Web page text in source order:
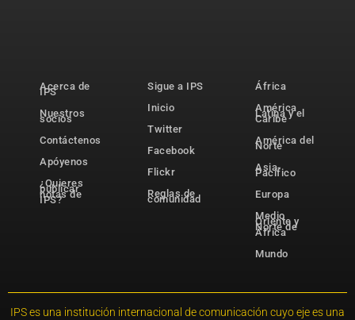
Acerca de
IPS
Nuestros
socios
Contáctenos
Apóyenos
¿Quieres
publicar
notas de
IPS?
Sigue a IPS
Inicio
Twitter
Facebook
Flickr
Reglas de
comunidad
África
América
Latina y el
Caribe
América del
Norte
Asia-
Pacífico
Europa
Medio
Oriente y
Norte de
África
Mundo
IPS es una institución internacional de comunicación cuyo eje es una